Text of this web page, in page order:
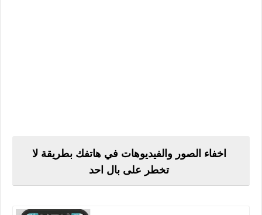
اخفاء الصور والفيديوهات في هاتفك بطريقة لا
تخطر على بال احد